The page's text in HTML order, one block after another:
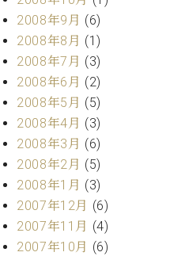
2008年9月 (6)
2008年8月 (1)
2008年7月 (3)
2008年6月 (2)
2008年5月 (5)
2008年4月 (3)
2008年3月 (6)
2008年2月 (5)
2008年1月 (3)
2007年12月 (6)
2007年11月 (4)
2007年10月 (6)